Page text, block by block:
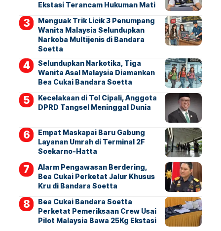
Ekstasi Terancam Hukuman Mati
Menguak Trik Licik 3 Penumpang
Wanita Malaysia Selundupkan
Narkoba Multijenis di Bandara
Soetta
Selundupkan Narkotika, Tiga
Wanita Asal Malaysia Diamankan
Bea Cukai Bandara Soetta
Kecelakaan di Tol Cipali, Anggota
DPRD Tangsel Meninggal Dunia
Empat Maskapai Baru Gabung
Layanan Umrah di Terminal 2F
Soekarno-Hatta
Alarm Pengawasan Berdering,
Bea Cukai Perketat Jalur Khusus
Kru di Bandara Soetta
Bea Cukai Bandara Soetta
Perketat Pemeriksaan Crew Usai
Pilot Malaysia Bawa 25Kg Ekstasi